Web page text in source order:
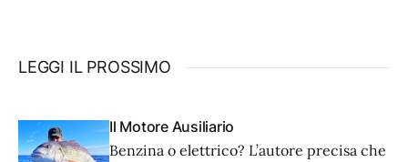
LEGGI IL PROSSIMO
Il Motore Ausiliario
Benzina o elettrico? L’autore precisa che